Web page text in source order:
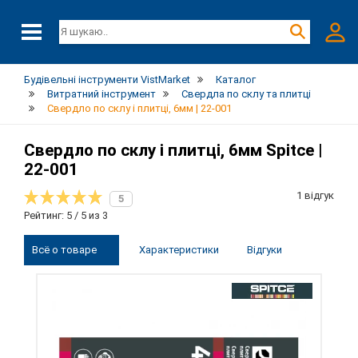
Будівельні інструменти VistMarket
Каталог
Витратний інструмент
Свердла по склу та плитці
Свердло по склу і плитці, 6мм | 22-001
Свердло по склу і плитці, 6мм Spitce |
22-001
5
Рейтинг: 5 / 5 из 3
1 відгук
Всё о товаре Характеристики Відгуки